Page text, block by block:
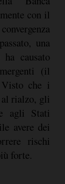
con il
una
causato
(il
che i
al rialzo, gli
agli Stati
avere dei
rischi
forte.